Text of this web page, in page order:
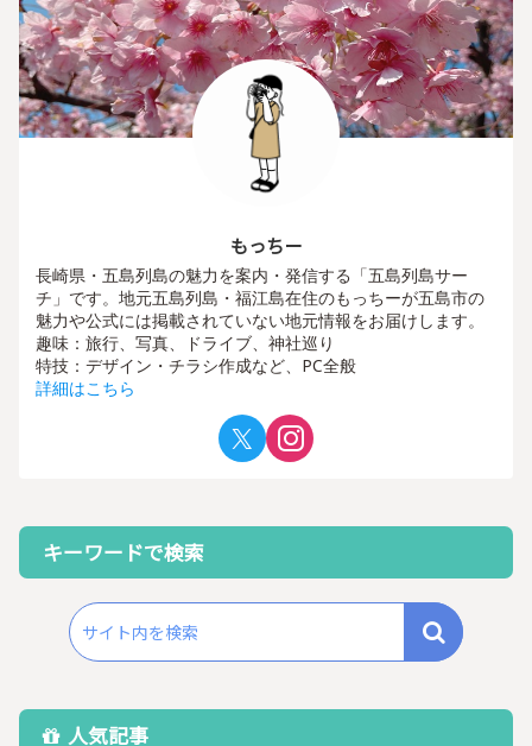
もっちー
長崎県・五島列島の魅力を案内・発信する「五島列島サー
チ」です。地元五島列島・福江島在住のもっちーが五島市の
魅力や公式には掲載されていない地元情報をお届けします。
趣味：旅行、写真、ドライブ、神社巡り
特技：デザイン・チラシ作成など、PC全般
詳細はこちら
キーワードで検索
人気記事